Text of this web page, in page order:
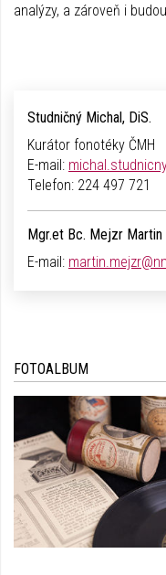
analýzy, a zároveň i
Studničný Michal, DiS.
Kurátor fonotéky ČMH
E-mail:
Telefon: 224 497 721
Mgr.et Bc. Mejzr Martin
E-mail:
FOTOALBUM